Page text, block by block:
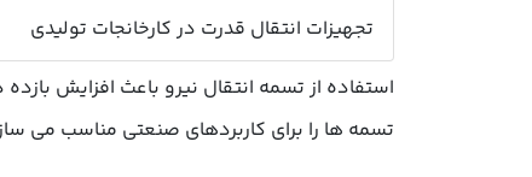
تجهیزات انتقال قدرت در کارخانجات تولیدی
استفاده از تسمه انتقال نیرو باعث افزایش
تسمه ها را برای کاربردهای صنعتی مناسب می